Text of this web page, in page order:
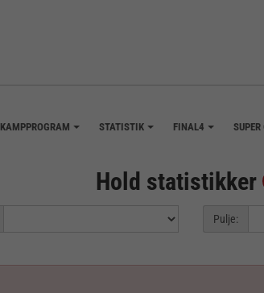
KAMPPROGRAM STATISTIK FINAL4 SUPER
Hold statistikker
Pulje: